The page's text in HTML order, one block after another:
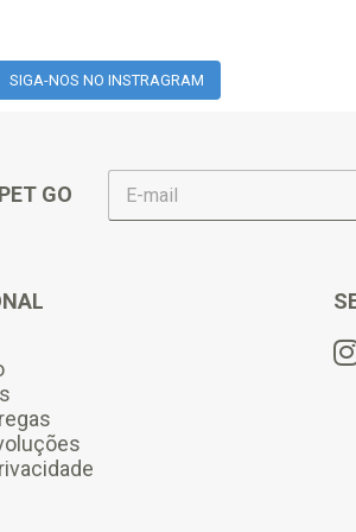
SIGA-NOS NO INSTRAGRAM
GO
E
m